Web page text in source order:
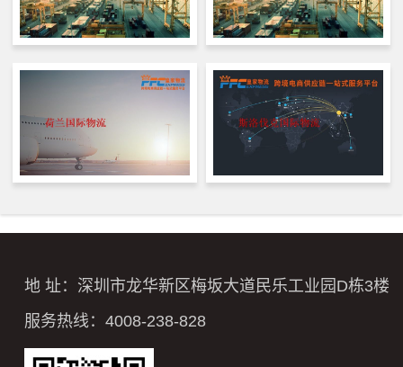
地 址：深圳市龙华新区梅坂大道民乐工业园D栋3楼
服务热线：4008-238-828